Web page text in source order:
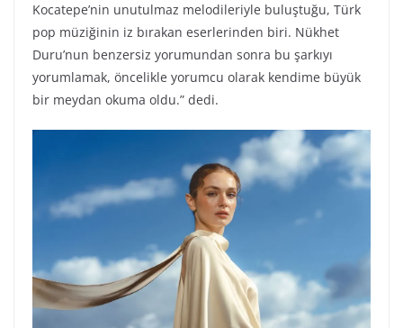
Kocatepe’nin unutulmaz melodileriyle buluştuğu, Türk
pop müziğinin iz bırakan eserlerinden biri. Nükhet
Duru’nun benzersiz yorumundan sonra bu şarkıyı
yorumlamak, öncelikle yorumcu olarak kendime büyük
bir meydan okuma oldu.” dedi.